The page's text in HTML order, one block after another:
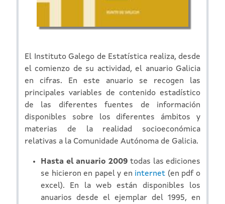
El Instituto Galego de Estatística realiza, desde
el comienzo de su actividad, el anuario Galicia
en cifras. En este anuario se recogen las
principales variables de contenido estadístico
de las diferentes fuentes de información
disponibles sobre los diferentes ámbitos y
materias de la realidad socioeconómica
relativas a la Comunidade Autónoma de Galicia.
Hasta el anuario 2009 todas las ediciones
se hicieron en papel y en internet (en pdf o
excel). En la web están disponibles los
anuarios desde el ejemplar del 1995, en